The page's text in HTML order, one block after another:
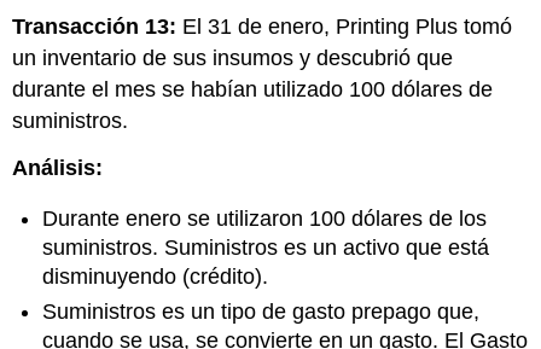
Transacción 13: El 31 de enero, Printing Plus tomó
un inventario de sus insumos y descubrió que
durante el mes se habían utilizado 100 dólares de
suministros.
Análisis:
Durante enero se utilizaron 100 dólares de los
suministros. Suministros es un activo que está
disminuyendo (crédito).
Suministros es un tipo de gasto prepago que,
cuando se usa, se convierte en un gasto. El Gasto